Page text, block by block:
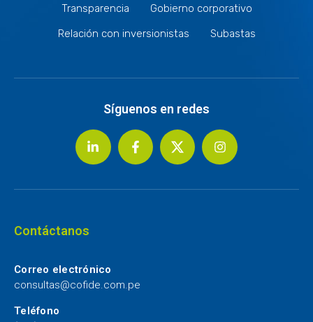
Transparencia
Gobierno corporativo
Relación con inversionistas
Subastas
Síguenos en redes
Contáctanos
Correo electrónico
consultas@cofide.com.pe
Teléfono